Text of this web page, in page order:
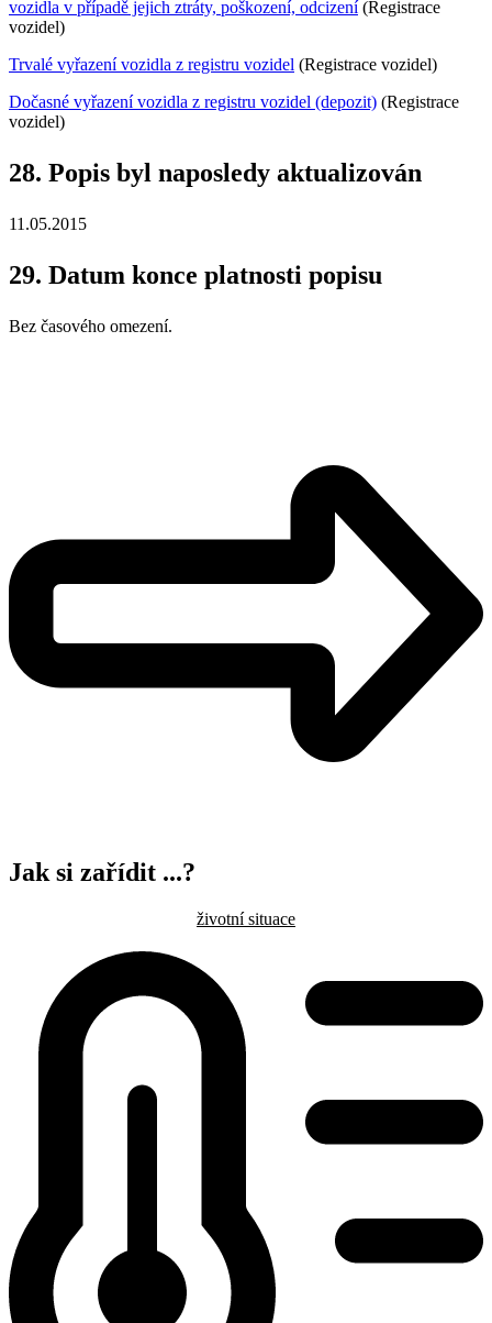
vozidla v případě jejich ztráty, poškození, odcizení(Registrace
vozidel)
Trvalé vyřazení vozidla z registru vozidel (Registrace vozidel)
Dočasné vyřazení vozidla z registru vozidel (depozit) (Registrace
vozidel)
28. Popis byl naposledy aktualizován
11.05.2015
29. Datum konce platnosti popisu
Bez časového omezení.
Jak si zařídit ...?
životní situace